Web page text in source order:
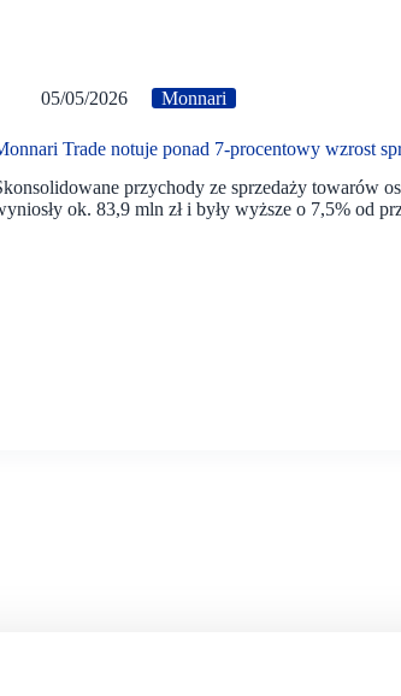
05/05/2026 Monnari
Trade notuje ponad 7-procentowy wzrost
przychody ze sprzedaży
ok. 83,9 mln zł i były wyższe o 7,5% od